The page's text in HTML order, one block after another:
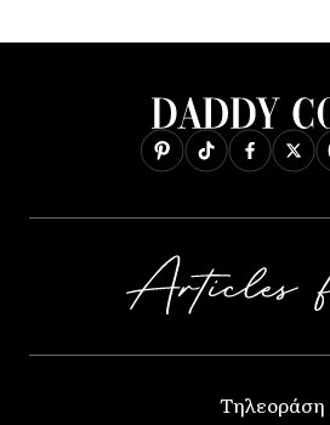
Τηλεοράση